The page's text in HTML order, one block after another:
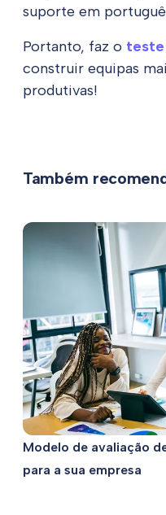
suporte em
Portanto, faz o
construir equipas
produtivas!
Também
Modelo de avaliação
para a sua empresa